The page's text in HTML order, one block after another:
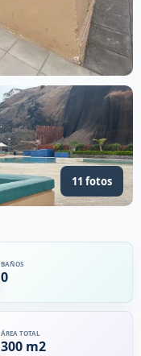
11 fotos
BAÑOS
0
ÁREA TOTAL
300 m2